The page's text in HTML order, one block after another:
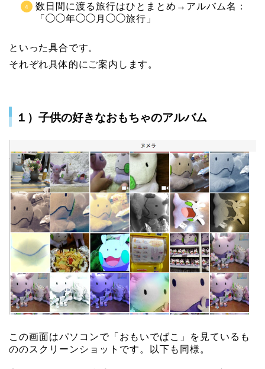
数日間に渡る旅行はひとまとめ→アルバム名：
「◯◯年◯◯月◯◯旅行」
といった具合です。
それぞれ具体的にご案内します。
１）子供の好きなおもちゃのアルバム
この画面はパソコンで「おもいでばこ」を見ているも
ののスクリーンショットです。以下も同様。